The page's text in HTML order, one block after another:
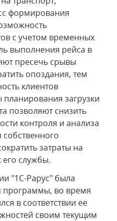
формирования
с учетом временных
выполнения рейса в
пресечь срывы
опоздания, тем
клиентов
загрузки
позволяют снизить
контроля и анализа
собственного
затраты на
его службы.
"1С-Рарус" была
программы, во время
в соответствии ее
своим текущим